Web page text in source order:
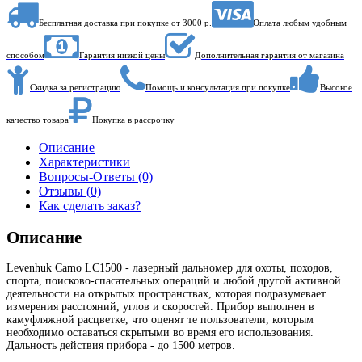
Бесплатная доставка при покупке от 3000 р. Оплата любым удобным
способом Гарантия низкой цены Дополнительная гарантия от магазина
Скидка за регистрацию Помощь и консультация при покупке Высокое
качество товара Покупка в рассрочку
Описание
Характеристики
Вопросы-Ответы (0)
Отзывы (0)
Как сделать заказ?
Описание
Levenhuk Camo LC1500 - лазерный дальномер для охоты, походов,
спорта, поисково-спасательных операций и любой другой активной
деятельности на открытых пространствах, которая подразумевает
измерения расстояний, углов и скоростей. Прибор выполнен в
камуфляжной расцветке, что оценят те пользователи, которым
необходимо оставаться скрытыми во время его использования.
Дальность действия прибора - до 1500 метров.